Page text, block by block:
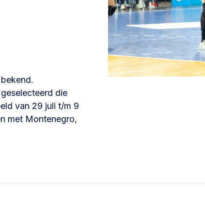
die
van 29 juli t/m 9
met Montenegro,